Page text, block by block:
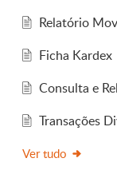
Relatório
Ficha Kardex
Consulta e
Transações
Ver tudo